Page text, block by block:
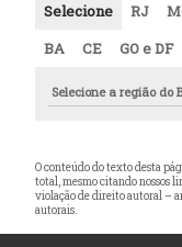
Selecione RJ
BA
CE GO e DF
Selecione a região do
O conteúdo do texto desta
total, mesmo citando nossos
violação de direito autoral –
autorais.